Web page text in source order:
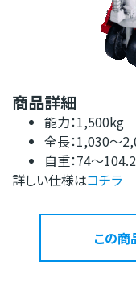
商品詳細
能力：1,500kg
全長：1,030～
自重：74～
詳しい仕様はコチラ
この商